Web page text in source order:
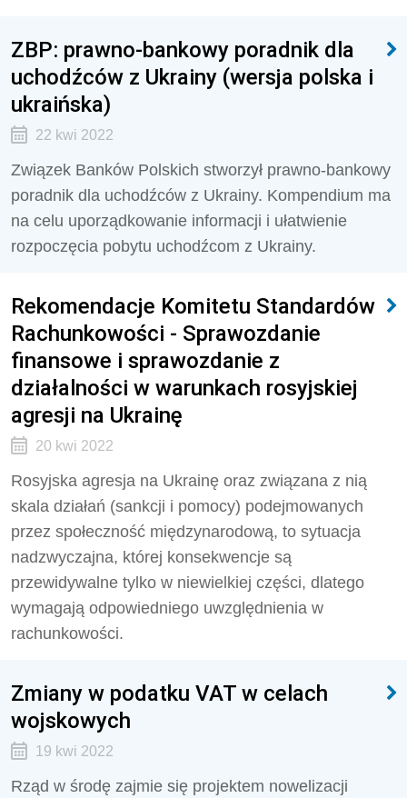
ZBP: prawno-bankowy poradnik dla
uchodźców z Ukrainy (wersja polska i
ukraińska)
22 kwi 2022
Związek Banków Polskich stworzył prawno-bankowy
poradnik dla uchodźców z Ukrainy. Kompendium ma
na celu uporządkowanie informacji i ułatwienie
rozpoczęcia pobytu uchodźcom z Ukrainy.
Rekomendacje Komitetu Standardów
Rachunkowości - Sprawozdanie
finansowe i sprawozdanie z
działalności w warunkach rosyjskiej
agresji na Ukrainę
20 kwi 2022
Rosyjska agresja na Ukrainę oraz związana z nią
skala działań (sankcji i pomocy) podejmowanych
przez społeczność międzynarodową, to sytuacja
nadzwyczajna, której konsekwencje są
przewidywalne tylko w niewielkiej części, dlatego
wymagają odpowiedniego uwzględnienia w
rachunkowości.
Zmiany w podatku VAT w celach
wojskowych
19 kwi 2022
Rząd w środę zajmie się projektem nowelizacji